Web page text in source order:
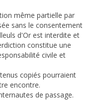
même partielle par
sans le consentement
d'Or est interdite et
constitue une
civile et
copiés pourraient
encontre.
de passage.